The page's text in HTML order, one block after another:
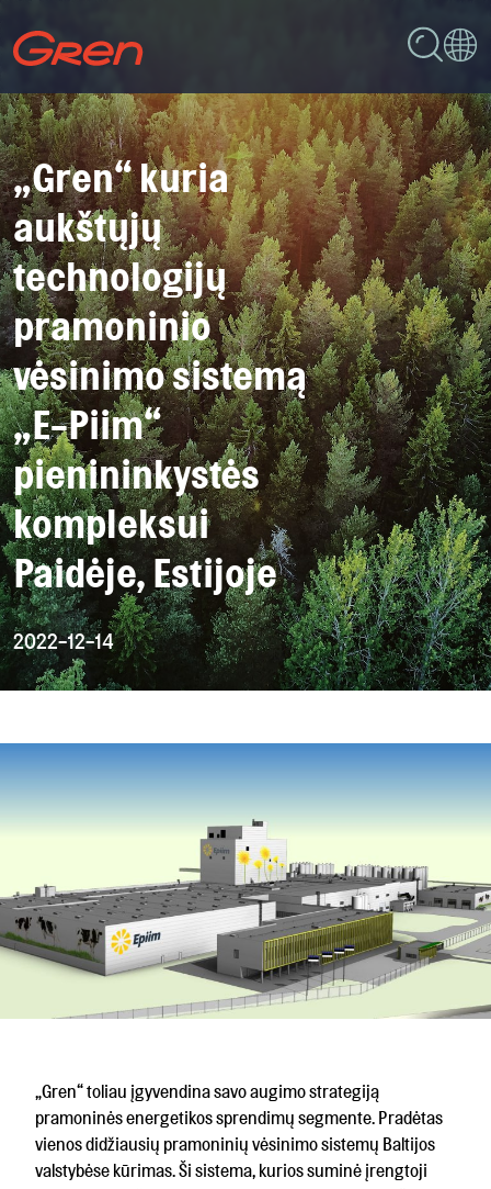
„Gren“ kuria
aukštųjų
technologijų
pramoninio
vėsinimo sistemą
„E-Piim“
pienininkystės
kompleksui
Paidėje, Estijoje
2022-12-14
„Gren“ toliau įgyvendina savo augimo strategiją
pramoninės energetikos sprendimų segmente. Pradėtas
vienos didžiausių pramoninių vėsinimo sistemų Baltijos
valstybėse kūrimas. Ši sistema, kurios suminė įrengtoji